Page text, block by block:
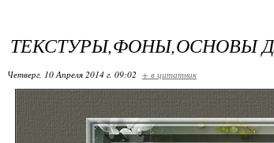
ТЕКСТУРЫ,ФОНЫ,ОСНОВЫ
Четверг, 10 Апреля 2014 г. 09:02 + в цитатник